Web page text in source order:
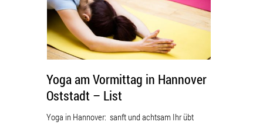
Yoga am Vormittag in Hannover
Oststadt – List
Yoga in Hannover: sanft und achtsam Ihr übt